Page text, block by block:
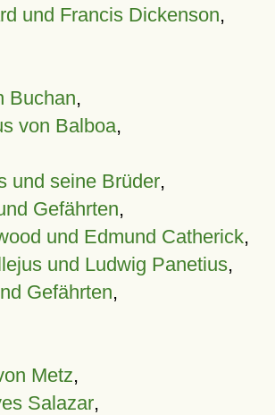
und Francis Dickenson,
Buchan,
von Balboa,
und seine Brüder,
Gefährten,
und Edmund Catherick,
und Ludwig Panetius,
Gefährten,
Metz,
Salazar,